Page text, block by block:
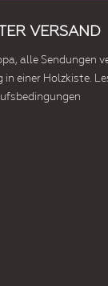
VERSAND
alle Sendungen
einer Holzkiste.